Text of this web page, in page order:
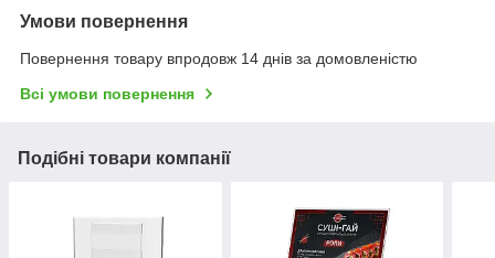
Умови повернення
Повернення товару впродовж 14 днів за домовленістю
Всі умови повернення
Подібні товари компанії